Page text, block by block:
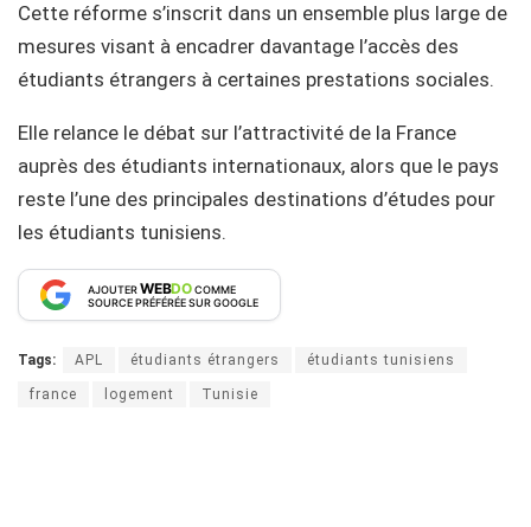
Cette réforme s’inscrit dans un ensemble plus large de
mesures visant à encadrer davantage l’accès des
étudiants étrangers à certaines prestations sociales.
Elle relance le débat sur l’attractivité de la France
auprès des étudiants internationaux, alors que le pays
reste l’une des principales destinations d’études pour
les étudiants tunisiens.
AJOUTERWEBDOCOMME
SOURCE PRÉFÉRÉE SUR GOOGLE
Tags: APL étudiants étrangers étudiants tunisiens
france logement Tunisie